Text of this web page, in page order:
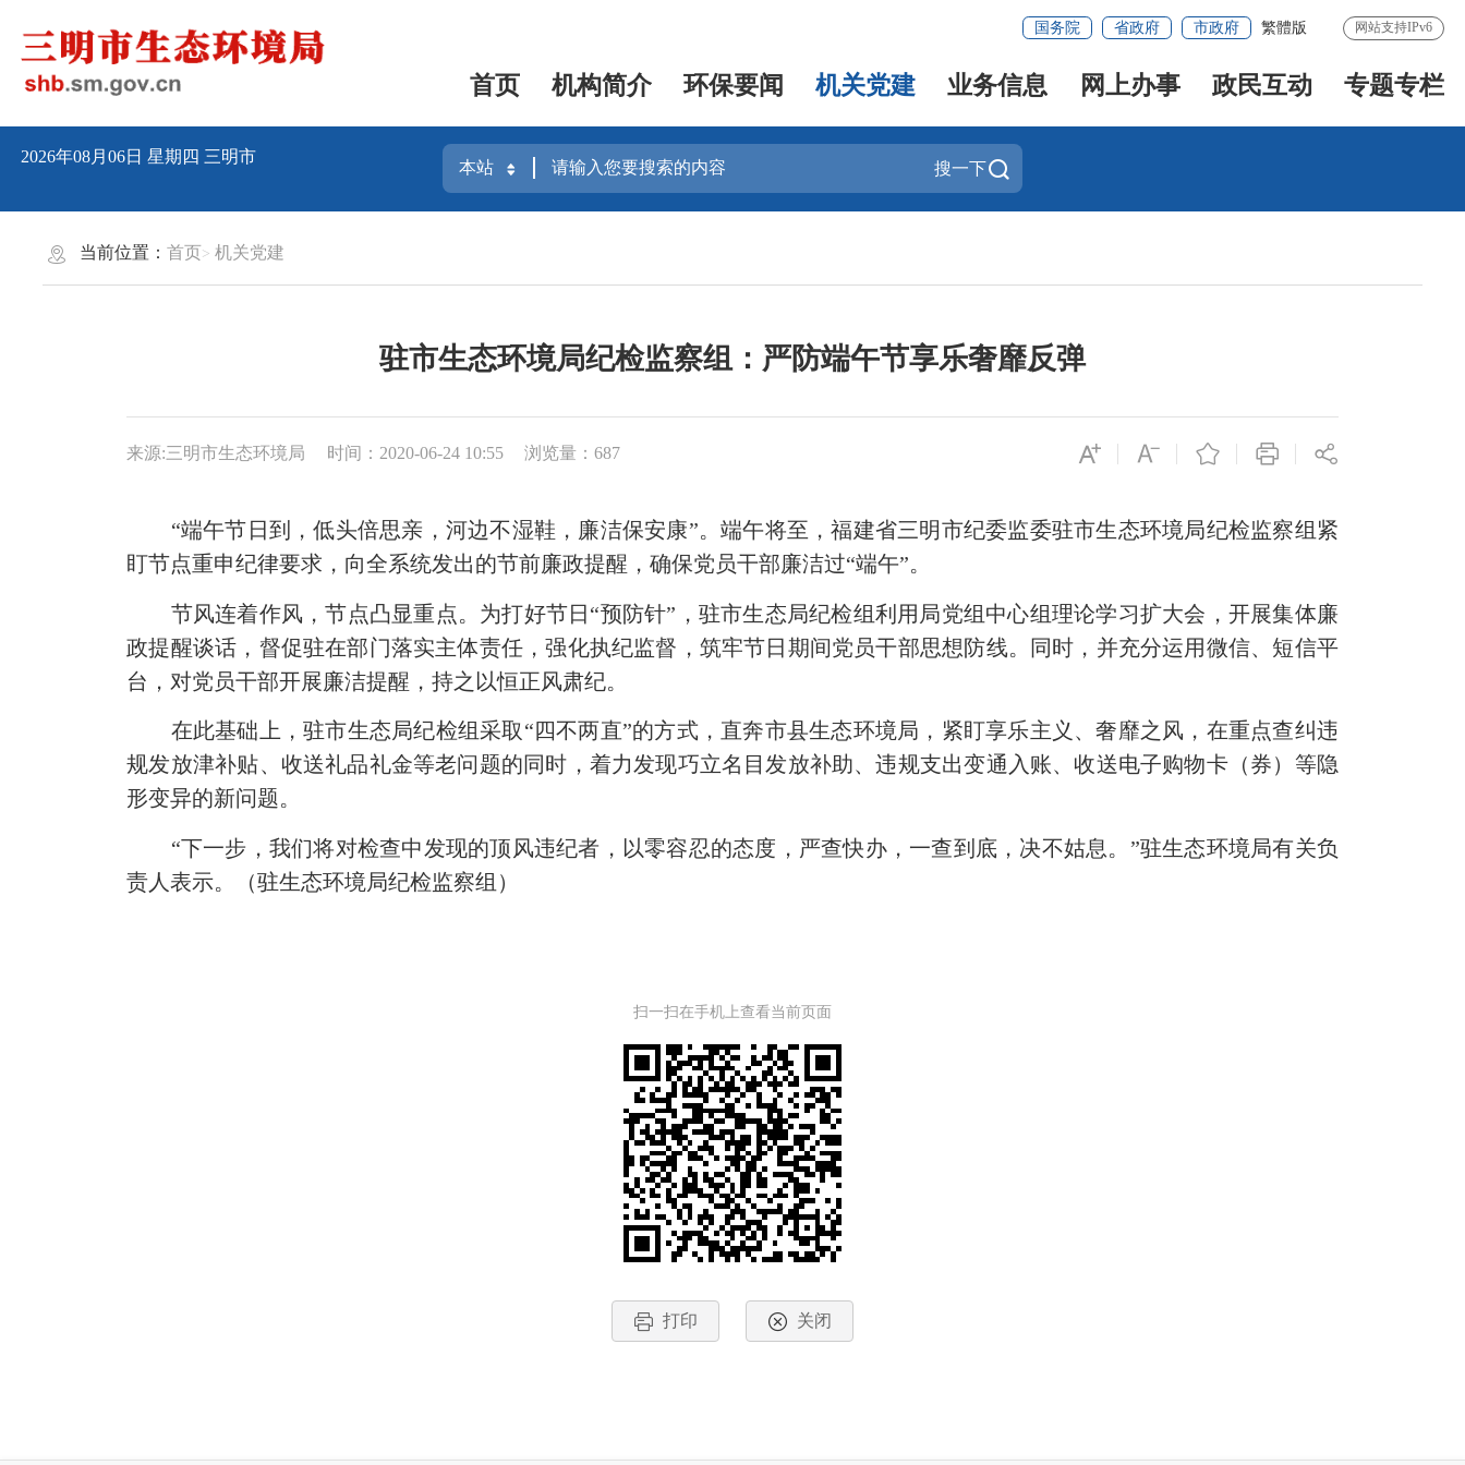
国务院 省政府 市政府 繁體版 网站支持IPv6
首页 机构简介 环保要闻 机关党建 业务信息 网上办事 政民互动 专题专栏
2026年08月06日星期四 三明市
搜一下
当前位置：首页 机关党建
驻市生态环境局纪检监察组：严防端午节享乐奢靡反弹
来源:三明市生态环境局 时间：2020-06-24 10:55 浏览量：687
“端午节日到，低头倍思亲，河边不湿鞋，廉洁保安康”。端午将至，福建省三明市纪委监委驻市生态环境局纪检监察组紧
盯节点重申纪律要求，向全系统发出的节前廉政提醒，确保党员干部廉洁过“端午”。
节风连着作风，节点凸显重点。为打好节日“预防针”，驻市生态局纪检组利用局党组中心组理论学习扩大会，开展集体廉
政提醒谈话，督促驻在部门落实主体责任，强化执纪监督，筑牢节日期间党员干部思想防线。同时，并充分运用微信、短信平
台，对党员干部开展廉洁提醒，持之以恒正风肃纪。
在此基础上，驻市生态局纪检组采取“四不两直”的方式，直奔市县生态环境局，紧盯享乐主义、奢靡之风，在重点查纠违
规发放津补贴、收送礼品礼金等老问题的同时，着力发现巧立名目发放补助、违规支出变通入账、收送电子购物卡（券）等隐
形变异的新问题。
“下一步，我们将对检查中发现的顶风违纪者，以零容忍的态度，严查快办，一查到底，决不姑息。”驻生态环境局有关负
责人表示。（驻生态环境局纪检监察组）
扫一扫在手机上查看当前页面
打印 关闭